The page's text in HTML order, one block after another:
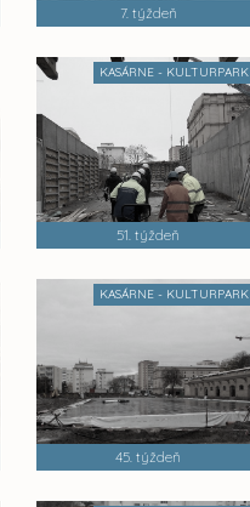
7. týždeň
KASÁRNE - KULTURPARK
51. týždeň
KASÁRNE - KULTURPARK
45. týždeň